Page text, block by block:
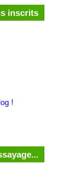
inscrits
!